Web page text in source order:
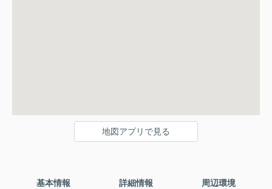
地図アプリで見る
基本情報 詳細情報 周辺環境